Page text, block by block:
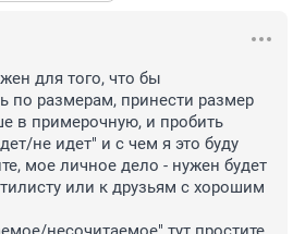
для того, что бы
по размерам, принести размер
в примерочную, и пробить
не идет" и с чем я это буду
мое личное дело - нужен будет
или к друзьям с хорошим